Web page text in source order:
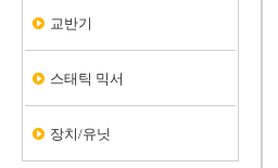
교반기
스태틱 믹서
장치/유닛